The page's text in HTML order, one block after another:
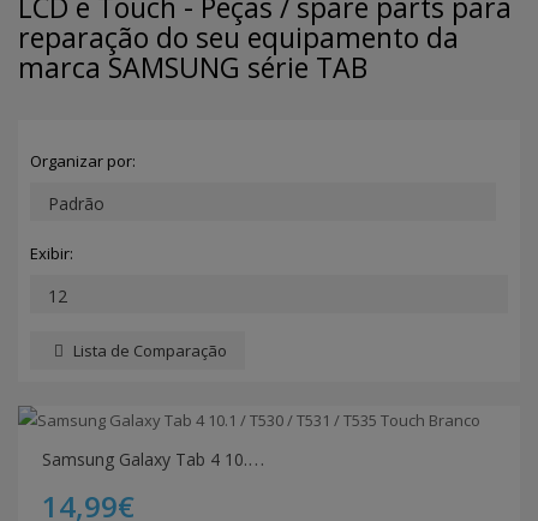
reparação do seu equipamento da
marca SAMSUNG série TAB
Organizar por:
Exibir:
Lista de Comparação
S
amsung Galaxy Tab 4 10.1 / T530 / T531 / T535 Touch Branco
14,99€